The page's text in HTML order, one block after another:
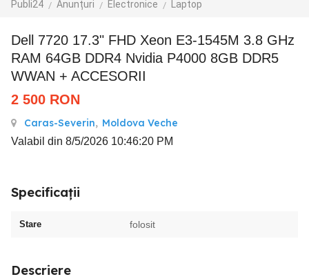
Publi24 Anunțuri Electronice Laptop
Dell 7720 17.3" FHD Xeon E3-1545M 3.8 GHz
RAM 64GB DDR4 Nvidia P4000 8GB DDR5
WWAN + ACCESORII
2 500 RON
Caras-Severin, Moldova Veche
Valabil din 8/5/2026 10:46:20 PM
Specificații
Stare folosit
Descriere